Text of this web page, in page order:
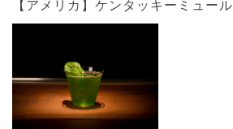
【アメリカ】ケンタッキーミュール